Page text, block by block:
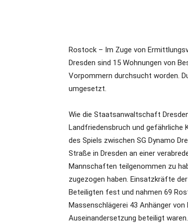
Rostock – Im Zuge von
Dresden sind 15 Wohnungen von
Vorpommern durchsucht worden.
umgesetzt.
Wie die Staatsanwaltschaft
Landfriedensbruch und gefährliche
des Spiels zwischen SG Dynamo
Straße in Dresden an einer
Mannschaften teilgenommen zu
zugezogen haben. Einsatzkräfte
Beteiligten fest und nahmen 69
Massenschlägerei 43 Anhänger
Auseinandersetzung beteiligt waren.